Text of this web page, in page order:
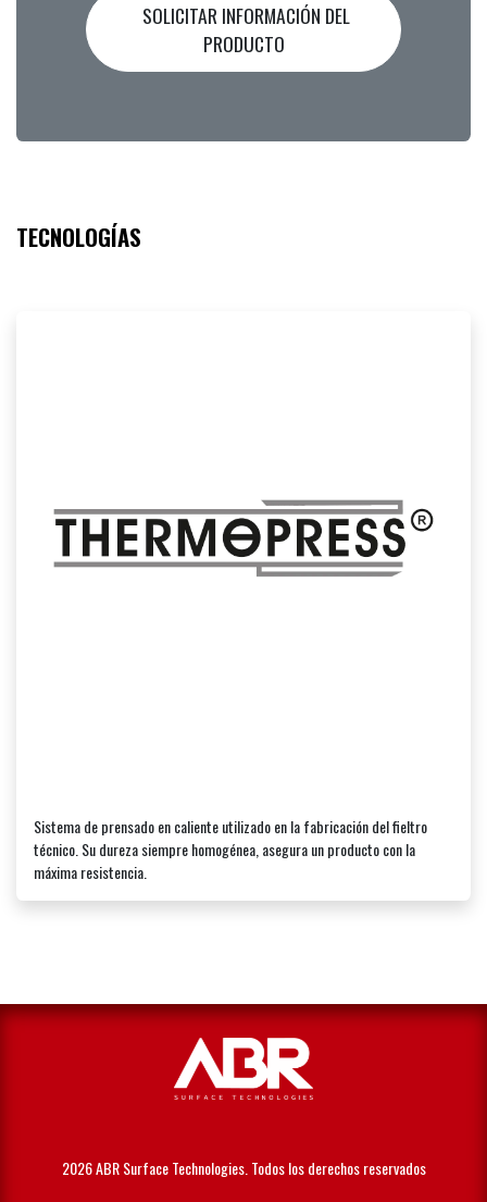
SOLICITAR INFORMACIÓN DEL
PRODUCTO
TECNOLOGÍAS
Sistema de prensado en caliente utilizado en la fabricación del fieltro
técnico. Su dureza siempre homogénea, asegura un producto con la
máxima resistencia.
2026 ABR Surface Technologies. Todos los derechos reservados